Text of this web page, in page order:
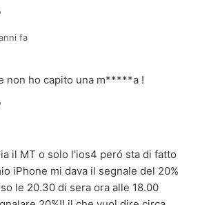
fa
non ho capito una m*****a !
il MT o solo l'ios4 peró sta di fatto
iPhone mi dava il segnale del 20%
le 20.30 di sera ora alle 18.00